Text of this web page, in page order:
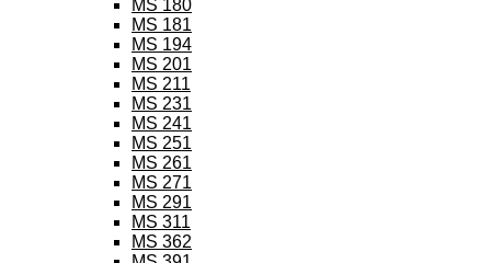
MS 180
MS 181
MS 194
MS 201
MS 211
MS 231
MS 241
MS 251
MS 261
MS 271
MS 291
MS 311
MS 362